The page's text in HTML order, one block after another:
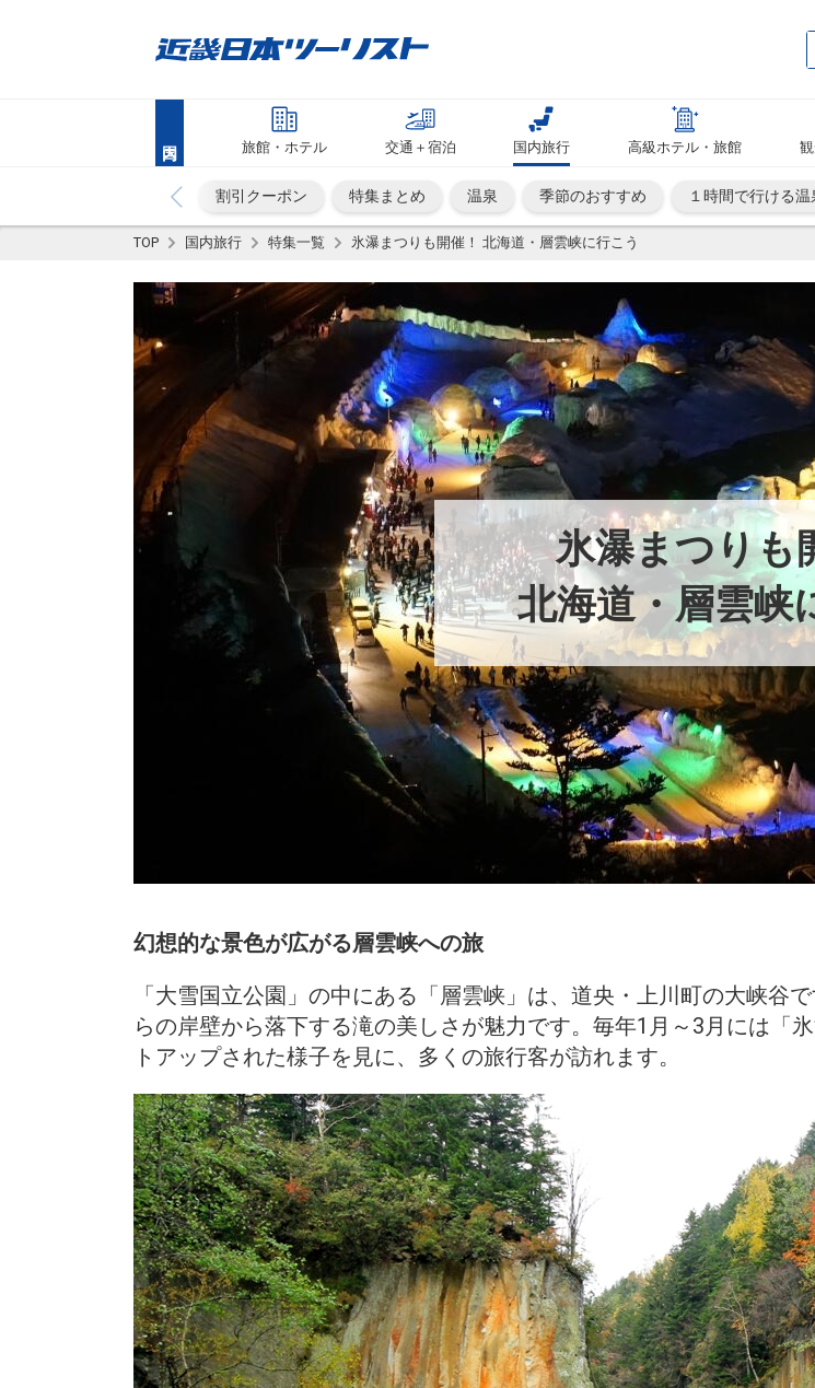
旅館・ホテル 交通＋宿泊 国内旅行 高級ホテル・旅館
割引クーポン 特集まとめ 温泉 季節のおすすめ １時間で行ける温
TOP 国内旅行 特集一覧 氷瀑まつりも開催！ 北海道・層雲峡に行こう
氷瀑まつりも
北海道・層雲峡
幻想的な景色が広がる層雲峡への旅
「大雪国立公園」の中にある「層雲峡」は、道央・上川町の大峡谷
らの岸壁から落下する滝の美しさが魅力です。毎年1月～3月には「
トアップされた様子を見に、多くの旅行客が訪れます。